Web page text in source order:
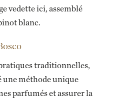
vedette ici, assemblé
blanc.
traditionnelles,
une méthode unique
parfumés et assurer la